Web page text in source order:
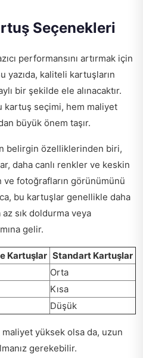
Seçenekleri
performansını artırmak için
yazıda, kaliteli kartuşların
bir şekilde ele alınacaktır.
kartuş seçimi, hem maliyet
büyük önem taşır.
belirgin özelliklerinden biri,
daha canlı renkler ve keskin
fotoğrafların görünümünü
bu kartuşlar genellikle daha
sık doldurma veya
gelir.
Kartuşlar Standart Kartuşlar
Orta
Kısa
Düşük
maliyet yüksek olsa da, uzun
gerekebilir.